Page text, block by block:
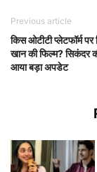
Previous article
किस ओटीटी प्लेटफॉर्म
खान की फिल्म? सिकंदर
आया बड़ा अपडेट